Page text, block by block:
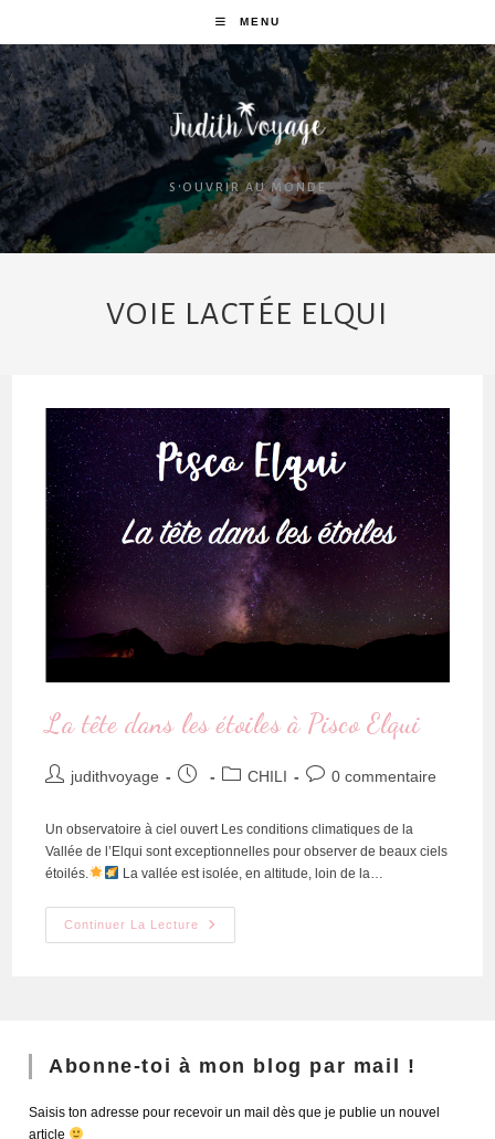
MENU
S'OUVRIR AU MONDE
VOIE LACTÉE ELQUI
La tête dans les étoiles à Pisco Elqui
judithvoyage CHILI 0 commentaire
Un observatoire à ciel ouvert Les conditions climatiques de la
Vallée de l’Elqui sont exceptionnelles pour observer de beaux ciels
étoilés.
La vallée est isolée, en altitude, loin de la…
Continuer La Lecture
Abonne-toi à mon blog par mail !
Saisis ton adresse pour recevoir un mail dès que je publie un nouvel
article